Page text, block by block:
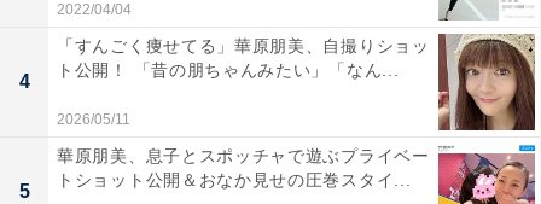
2022/04/04
4
「すんごく痩せてる」華原朋美、自撮りショッ
ト公開！ 「昔の朋ちゃんみたい」「なん...
2026/05/11
5
華原朋美、息子とスポッチャで遊ぶプライベー
トショット公開＆おなか見せの圧巻スタイ...